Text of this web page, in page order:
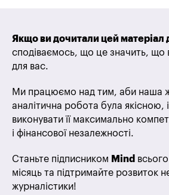
Якщо ви дочитали цей матеріал
сподіваємось, що це значить, що
для вас.
Ми працюємо над тим, аби наша
аналітична робота була якісною,
виконувати її максимально
і фінансової незалежності.
Станьте підписником Mind
місяць та підтримайте розвиток
журналістики!